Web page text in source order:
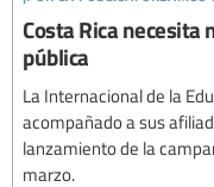
Costa Rica necesita
pública
La Internacional de la
acompañado a sus
lanzamiento de la
marzo.